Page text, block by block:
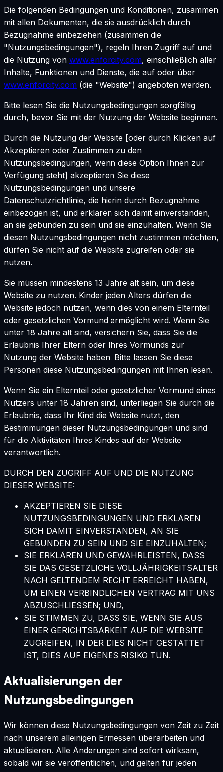
Die folgenden Bedingungen und Konditionen, zusammen
mit allen Dokumenten, die sie ausdrücklich durch
Bezugnahme einbeziehen (zusammen die
"Nutzungsbedingungen"), regeln Ihren Zugriff auf und
die Nutzung von www.enforcity.com, einschließlich aller
Inhalte, Funktionen und Dienste, die auf oder über
www.enforcity.com (die "Website") angeboten werden.
Bitte lesen Sie die Nutzungsbedingungen sorgfältig
durch, bevor Sie mit der Nutzung der Website beginnen.
Durch die Nutzung der Website [oder durch Klicken auf
Akzeptieren oder Zustimmen zu den
Nutzungsbedingungen, wenn diese Option Ihnen zur
Verfügung steht] akzeptieren Sie diese
Nutzungsbedingungen und unsere
Datenschutzrichtlinie, die hierin durch Bezugnahme
einbezogen ist, und erklären sich damit einverstanden,
an sie gebunden zu sein und sie einzuhalten. Wenn Sie
diesen Nutzungsbedingungen nicht zustimmen möchten,
dürfen Sie nicht auf die Website zugreifen oder sie
nutzen.
Sie müssen mindestens 13 Jahre alt sein, um diese
Website zu nutzen. Kinder jeden Alters dürfen die
Website jedoch nutzen, wenn dies von einem Elternteil
oder gesetzlichen Vormund ermöglicht wird. Wenn Sie
unter 18 Jahre alt sind, versichern Sie, dass Sie die
Erlaubnis Ihrer Eltern oder Ihres Vormunds zur
Nutzung der Website haben. Bitte lassen Sie diese
Personen diese Nutzungsbedingungen mit Ihnen lesen.
Wenn Sie ein Elternteil oder gesetzlicher Vormund eines
Nutzers unter 18 Jahren sind, unterliegen Sie durch die
Erlaubnis, dass Ihr Kind die Website nutzt, den
Bestimmungen dieser Nutzungsbedingungen und sind
für die Aktivitäten Ihres Kindes auf der Website
verantwortlich.
DURCH DEN ZUGRIFF AUF UND DIE NUTZUNG
DIESER WEBSITE:
AKZEPTIEREN SIE DIESE
NUTZUNGSBEDINGUNGEN UND ERKLÄREN
SICH DAMIT EINVERSTANDEN, AN SIE
GEBUNDEN ZU SEIN UND SIE EINZUHALTEN;
SIE ERKLÄREN UND GEWÄHRLEISTEN, DASS
SIE DAS GESETZLICHE VOLLJÄHRIGKEITSALTER
NACH GELTENDEM RECHT ERREICHT HABEN,
UM EINEN VERBINDLICHEN VERTRAG MIT UNS
ABZUSCHLIESSEN; UND,
SIE STIMMEN ZU, DASS SIE, WENN SIE AUS
EINER GERICHTSBARKEIT AUF DIE WEBSITE
ZUGREIFEN, IN DER DIES NICHT GESTATTET
IST, DIES AUF EIGENES RISIKO TUN.
Aktualisierungen der
Nutzungsbedingungen
Wir können diese Nutzungsbedingungen von Zeit zu Zeit
nach unserem alleinigen Ermessen überarbeiten und
aktualisieren. Alle Änderungen sind sofort wirksam,
sobald wir sie veröffentlichen, und gelten für jeden